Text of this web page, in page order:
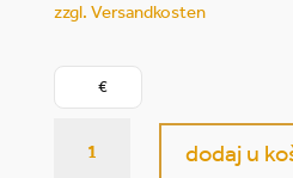
zzgl. Versandkosten
€
dodaj u